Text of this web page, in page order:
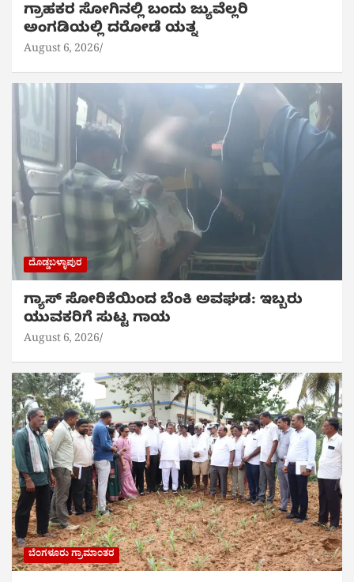
ಗ್ರಾಹಕರ ಸೋಗಿನಲ್ಲಿ ಬಂದು ಜ್ಯುವೆಲ್ಲರಿ
ಅಂಗಡಿಯಲ್ಲಿ ದರೋಡೆ ಯತ್ನ
August 6, 2026
ದೊಡ್ಡಬಳ್ಳಾಪುರ
ಗ್ಯಾಸ್ ಸೋರಿಕೆಯಿಂದ ಬೆಂಕಿ ಅವಘಡ: ಇಬ್ಬರು
ಯುವಕರಿಗೆ ಸುಟ್ಟ ಗಾಯ
August 6, 2026
ಬೆಂಗಳೂರು ಗ್ರಾಮಾಂತರ